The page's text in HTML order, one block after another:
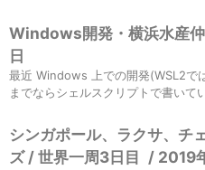
Windows開発・横浜水産
日
最近 Windows 上での開発(WSL2で
までならシェルスクリプトで書いて
シンガポール、ラクサ、チ
ズ / 世界一周3日目 / 2019